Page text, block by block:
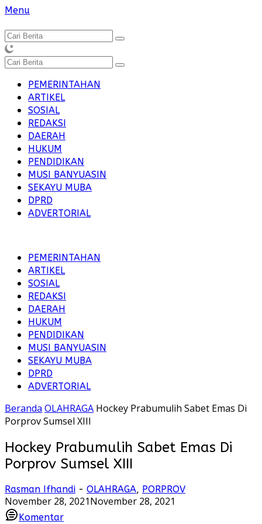
Langsung
konten
Menu
PEMERINTAHAN
ARTIKEL
SOSIAL
REDAKSI
DAERAH
HUKUM
PENDIDIKAN
MUSI BANYUASIN
SEKAYU MUBA
DPRD
ADVERTORIAL
PEMERINTAHAN
ARTIKEL
SOSIAL
REDAKSI
DAERAH
HUKUM
PENDIDIKAN
MUSI BANYUASIN
SEKAYU MUBA
DPRD
ADVERTORIAL
Beranda OLAHRAGA Hockey Prabumulih Sabet Emas Di
Porprov Sumsel XIII
Hockey Prabumulih Sabet Emas Di
Porprov Sumsel XIII
Rasman Ifhandi - OLAHRAGA, PORPROV
November 28, 2021November 28, 2021
Komentar